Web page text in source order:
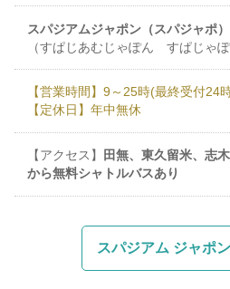
スパジアムジャポン（スパジャポ）
（すぱじあむじゃぽん すぱじゃぽ
【営業時間】9～25時(最終受付24
【定休日】年中無休
【アクセス】
田無、東久留米、志
から無料シャトルバスあり
スパジアム ジャポ